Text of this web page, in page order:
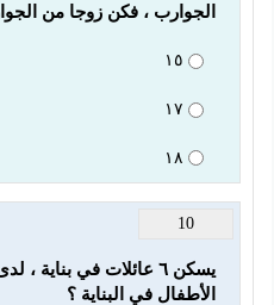
الجوارب ، فكن زوجا من
١٥
١٧
١٨
10
الأطفال في البناية ؟